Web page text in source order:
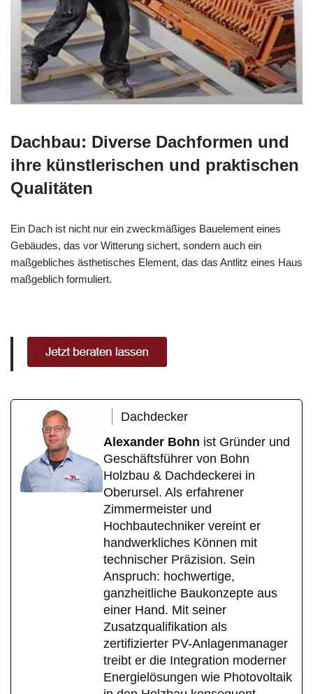
Dachbau: Diverse Dachformen und
ihre künstlerischen und praktischen
Qualitäten
Ein Dach ist nicht nur ein zweckmäßiges Bauelement eines
Gebäudes, das vor Witterung sichert, sondern auch ein
maßgebliches ästhetisches Element, das das Antlitz eines Haus
maßgeblich formuliert.
Dachdecker
Alexander Bohn ist Gründer und
Geschäftsführer von Bohn
Holzbau & Dachdeckerei in
Oberursel. Als erfahrener
Zimmermeister und
Hochbautechniker vereint er
handwerkliches Können mit
technischer Präzision. Sein
Anspruch: hochwertige,
ganzheitliche Baukonzepte aus
einer Hand. Mit seiner
Zusatzqualifikation als
zertifizierter PV-Anlagenmanager
treibt er die Integration moderner
Energielösungen wie Photovoltaik